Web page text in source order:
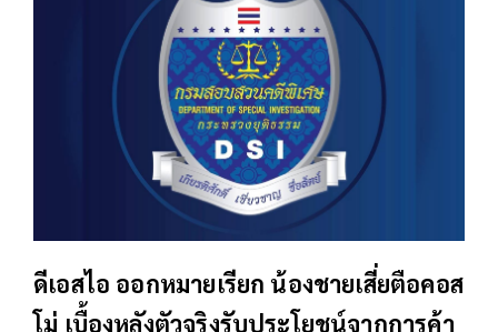
ดีเอสไอ ออกหมายเรียก น้องชายเสี่ยตือคอส
โม่ เบื้องหลังตัวจริงรับประโยชน์จากการค้า